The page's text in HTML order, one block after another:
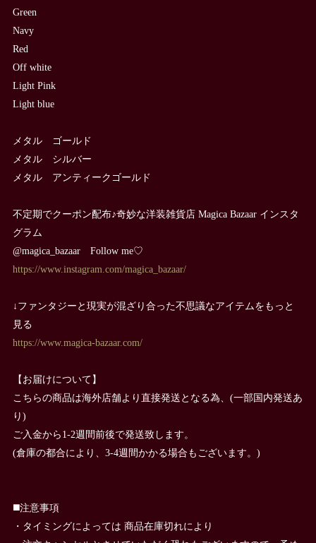
Green
Navy
Red
Off white
Light Pink
Light blue
メタル ゴールド
メタル シルバー
メタル アンティークゴールド
不定期でクーポン配布♪奇妙な洋装雑貨店 Magica Bazaar インスタ
グラム
@magica_bazaar Follow me♡
https://www.instagram.com/magica_bazaar/
↓ファンタジーと現実が混ざり合った不思議なアイテムをもっと
見る
https://www.magica-bazaar.com/
【お届けについて】
こちらの商品は海外店舗より直接発送となる為、(一部国内発送あ
り)
ご入金から1-2週間前後で発送致します。
(倉庫の都合により、3-4週間かかる場合もございます。)
◼️注意事項
・タイミングによっては 商品在庫切れにより